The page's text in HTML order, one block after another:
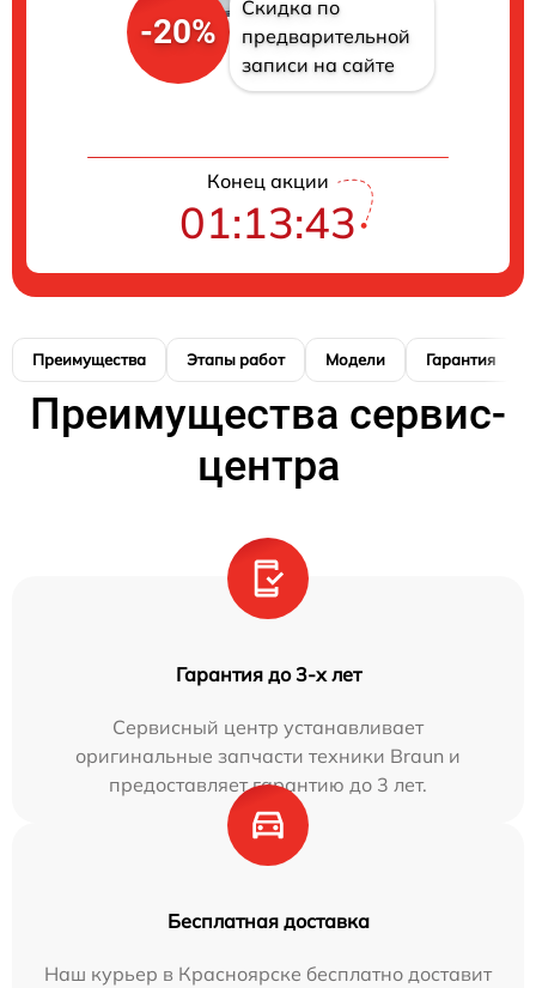
-20%
Скидка по
предварительной
записи на сайте
Конец акции
01:13:42
Преимущества Этапы работ Модели Гарантия
Преимущества сервис-
центра
Гарантия до 3-х лет
Сервисный центр устанавливает
оригинальные запчасти техники Braun и
предоставляет гарантию до 3 лет.
Бесплатная доставка
Наш курьер в Красноярске бесплатно доставит